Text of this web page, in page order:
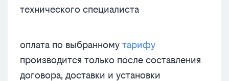
технического специалиста
оплата по выбранному тарифу
производится только после составления
договора, доставки и установки